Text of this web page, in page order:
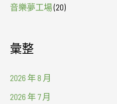
音樂夢工場(20)
彙整
2026 年 8 月
2026 年 7 月